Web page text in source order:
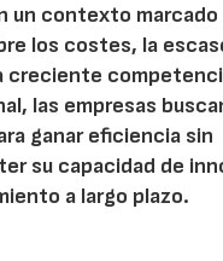
un contexto marcado
los costes, la
creciente
las empresas
ganar eficiencia sin
su capacidad de
a largo plazo.